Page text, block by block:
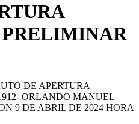
DE APERTURA
ORLANDO MANUEL
9 DE ABRIL DE 2024 HORA